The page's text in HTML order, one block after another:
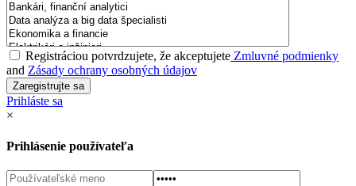
Registráciou potvrdzujete, že akceptujete Zmluvné podmienky
and Zásady ochrany osobných údajov
Prihláste sa
×
Prihlásenie používateľa